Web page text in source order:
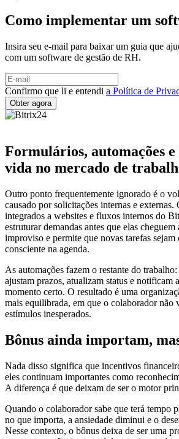
Como implementar um
Insira seu e-mail para baixar um guia que
com um software de gestão de RH.
Confirmo que li e entendi a Política de
Formulários, automações
vida no mercado de
Outro ponto frequentemente ignorado é o
causado por solicitações internas e
integrados a websites e fluxos internos do
estruturar demandas antes que elas
improviso e permite que novas tarefas sejam
consciente na agenda.
As automações fazem o restante do
ajustam prazos, atualizam status e notificam
momento certo. O resultado é uma
mais equilibrada, em que o colaborador não
estímulos inesperados.
Bônus ainda importam,
Nada disso significa que incentivos
eles continuam importantes como
A diferença é que deixam de ser o motor
Quando o colaborador sabe que terá tempo
no que importa, a ansiedade diminui e o
Nesse contexto, o bônus deixa de ser uma